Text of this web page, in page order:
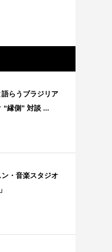
語らうブラジリア
“縁側” 対談 ...
・音楽スタジオ
から